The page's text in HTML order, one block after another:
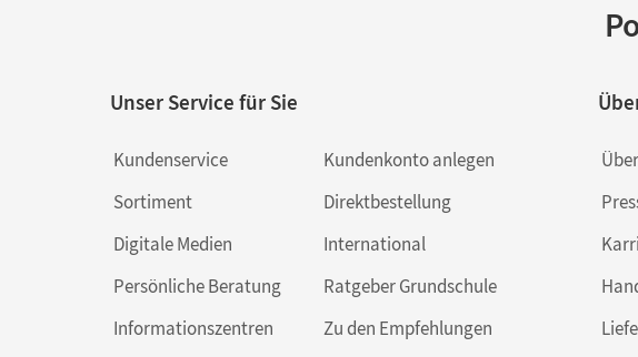
Unser Service für Sie
Kundenservice
Sortiment
Digitale Medien
Persönliche Beratung
Informationszentren
Kundenkonto anlegen
Direktbestellung
International
Ratgeber Grundschule
Zu den Empfehlungen